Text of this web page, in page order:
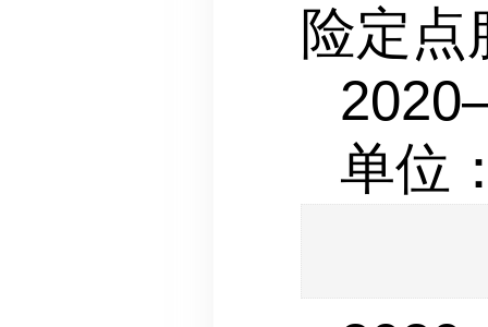
险定
2020
单位